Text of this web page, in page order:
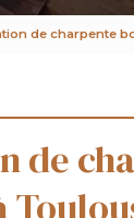
de charpente
de